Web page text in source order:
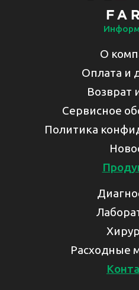
О
Оплата и
Возврат
Сервисное
Политика
Расходные